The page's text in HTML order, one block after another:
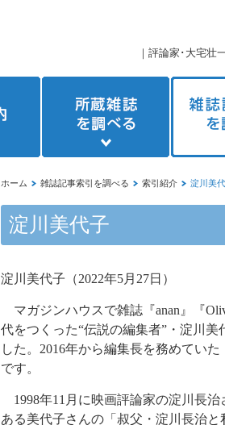
｜ 評論家･大宅壮
ホーム 雑誌記事索引を調べる 索引紹介 淀川美
淀川美代子
淀川美代子（2022年5月 27日）
マガジンハウスで雑誌『anan 』『
代をつくった“伝説の編集者”・淀川美
した。 2016年から編集長を務めていた
です。
1998年11 月に映画評論家の淀川長治
ある美代子さんの「叔父・淀川長治